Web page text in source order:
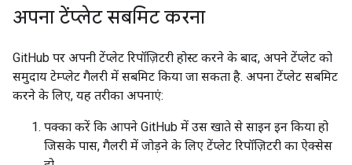
अपना टेंप्लेट सबमिट करना
GitHub पर अपनी टेंप्लेट रिपॉज़िटरी होस्ट करने के बाद, अपने टेंप्लेट को
समुदाय टेम्प्लेट गैलरी में सबमिट किया जा सकता है. अपना टेंप्लेट सबमिट
करने के लिए, यह तरीका अपनाएं:
पक्का करें कि आपने GitHub में उस खाते से साइन इन किया हो
जिसके पास, गैलरी में जोड़ने के लिए टेंप्लेट रिपॉज़िटरी का ऐक्सेस